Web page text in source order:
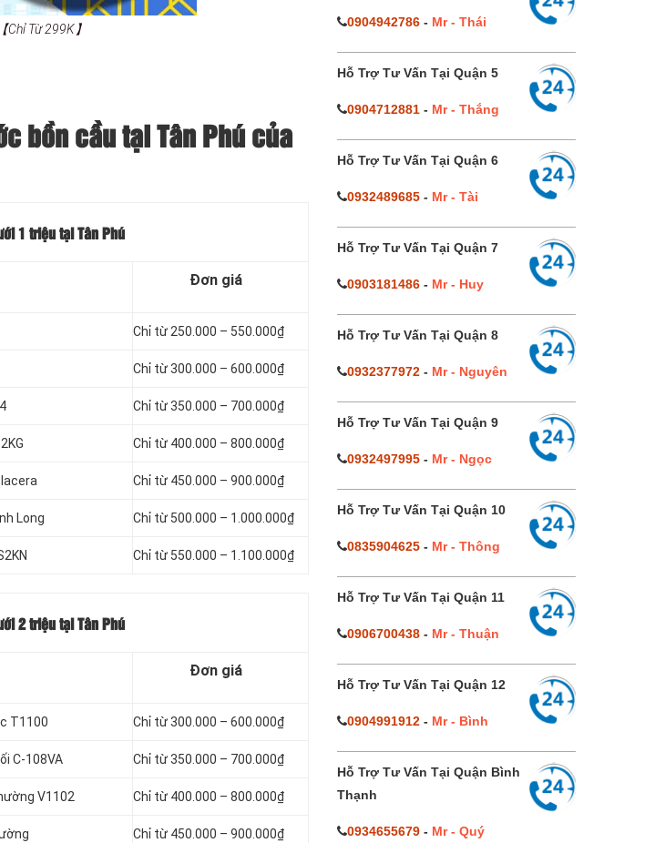
Chỉ Từ 299K】
bồn cầu tại Tân Phú của
1 triệu tại Tân Phú
Đơn giá
Chỉ từ 250.000 – 550.000₫
Chỉ từ 300.000 – 600.000₫
Chỉ từ 350.000 – 700.000₫
Chỉ từ 400.000 – 800.000₫
Chỉ từ 450.000 – 900.000₫
Long Chỉ từ 500.000 – 1.000.000₫
Chỉ từ 550.000 – 1.100.000₫
2 triệu tại Tân Phú
Đơn giá
T1100 Chỉ từ 300.000 – 600.000₫
C-108VA Chỉ từ 350.000 – 700.000₫
V1102 Chỉ từ 400.000 – 800.000₫
Chỉ từ 450.000 – 900.000₫
0904942786- Mr - Thái
Hỗ Trợ Tư Vấn Tại Quận 5
0904712881- Mr - Thắng
Hỗ Trợ Tư Vấn Tại Quận 6
0932489685- Mr - Tài
Hỗ Trợ Tư Vấn Tại Quận 7
0903181486- Mr - Huy
Hỗ Trợ Tư Vấn Tại Quận 8
0932377972- Mr - Nguyên
Hỗ Trợ Tư Vấn Tại Quận 9
0932497995- Mr - Ngọc
Hỗ Trợ Tư Vấn Tại Quận 10
0835904625- Mr - Thông
Hỗ Trợ Tư Vấn Tại Quận 11
0906700438- Mr - Thuận
Hỗ Trợ Tư Vấn Tại Quận 12
0904991912- Mr - Bình
Hỗ Trợ Tư Vấn Tại Quận Bình
Thạnh
0934655679- Mr - Quý